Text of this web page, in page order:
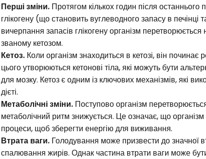
Перші зміни.Протягом кількох годин після останнього
глікогену (що становить вуглеводного запасу в
вичерпання запасів глікогену організм
званому кетозом.
Кетоз.Коли організм знаходиться в кетозі, він
цього утворюються кетонові тіла, які можуть бути
для мозку. Кетоз є одним із ключових механізмів, які
дієті.
Метаболічні зміни.Поступово організм
метаболічний ритм знижується. Це означає, що
процеси, щоб зберегти енергію для виживання.
Втрата ваги.Голодування може призвести до значної
спалювання жирів. Однак частина втрати ваги може